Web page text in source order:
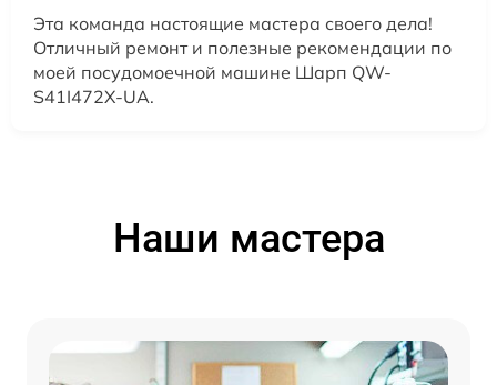
Эта команда настоящие мастера своего дела!
Отличный ремонт и полезные рекомендации по
моей посудомоечной машине Шарп QW-
S41I472X-UA.
Наши мастера